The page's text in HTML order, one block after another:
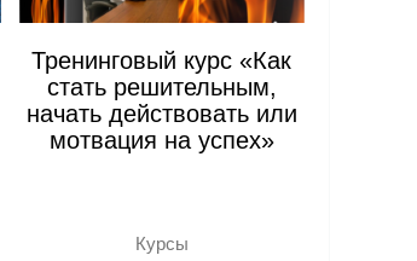
Тренинговый курс «Как
стать решительным,
начать действовать или
мотвация на успех»
Курсы